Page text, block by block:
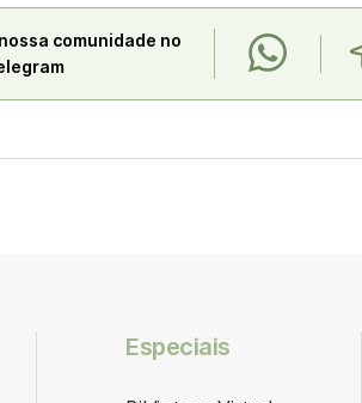
comunidade no
Especiais